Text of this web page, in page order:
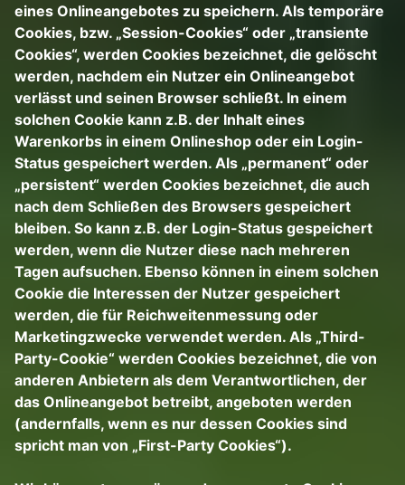
eines Onlineangebotes zu speichern. Als temporäre
Cookies, bzw. „Session-Cookies“ oder „transiente
Cookies“, werden Cookies bezeichnet, die gelöscht
werden, nachdem ein Nutzer ein Onlineangebot
verlässt und seinen Browser schließt. In einem
solchen Cookie kann z.B. der Inhalt eines
Warenkorbs in einem Onlineshop oder ein Login-
Status gespeichert werden. Als „permanent“ oder
„persistent“ werden Cookies bezeichnet, die auch
nach dem Schließen des Browsers gespeichert
bleiben. So kann z.B. der Login-Status gespeichert
werden, wenn die Nutzer diese nach mehreren
Tagen aufsuchen. Ebenso können in einem solchen
Cookie die Interessen der Nutzer gespeichert
werden, die für Reichweitenmessung oder
Marketingzwecke verwendet werden. Als „Third-
Party-Cookie“ werden Cookies bezeichnet, die von
anderen Anbietern als dem Verantwortlichen, der
das Onlineangebot betreibt, angeboten werden
(andernfalls, wenn es nur dessen Cookies sind
spricht man von „First-Party Cookies“).